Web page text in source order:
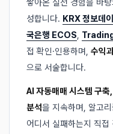
쌓아온 실전 경험을 바
성합니다. KRX 정보데
국은행 ECOS,
접 확인·인용하며, 수익
으로 서술합니다.
AI 자동매매 시스템 구축
분석을 지속하며, 알고
어디서 실패하는지 직